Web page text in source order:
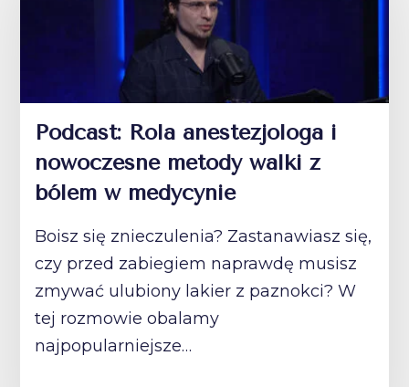
Podcast: Rola anestezjologa i
nowoczesne metody walki z
bólem w medycynie
Boisz się znieczulenia? Zastanawiasz się,
czy przed zabiegiem naprawdę musisz
zmywać ulubiony lakier z paznokci? W
tej rozmowie obalamy
najpopularniejsze…